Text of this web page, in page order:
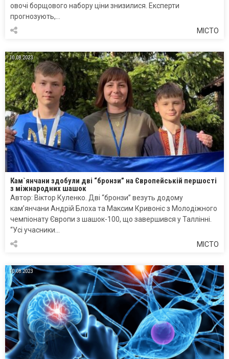
овочі борщового набору ціни знизилися. Експерти
прогнозують,…
МІСТО
10.08.2023
Кам`янчани здобули дві “бронзи” на Європейській першості
з міжнародних шашок
Автор: Віктор Куленко. Дві “бронзи” везуть додому
кам’янчани Андрій Блоха та Максим Кривоніс з Молодіжного
чемпіонату Європи з шашок-100, що завершився у Таллінні.
“Усі учасники…
МІСТО
10.08.2023